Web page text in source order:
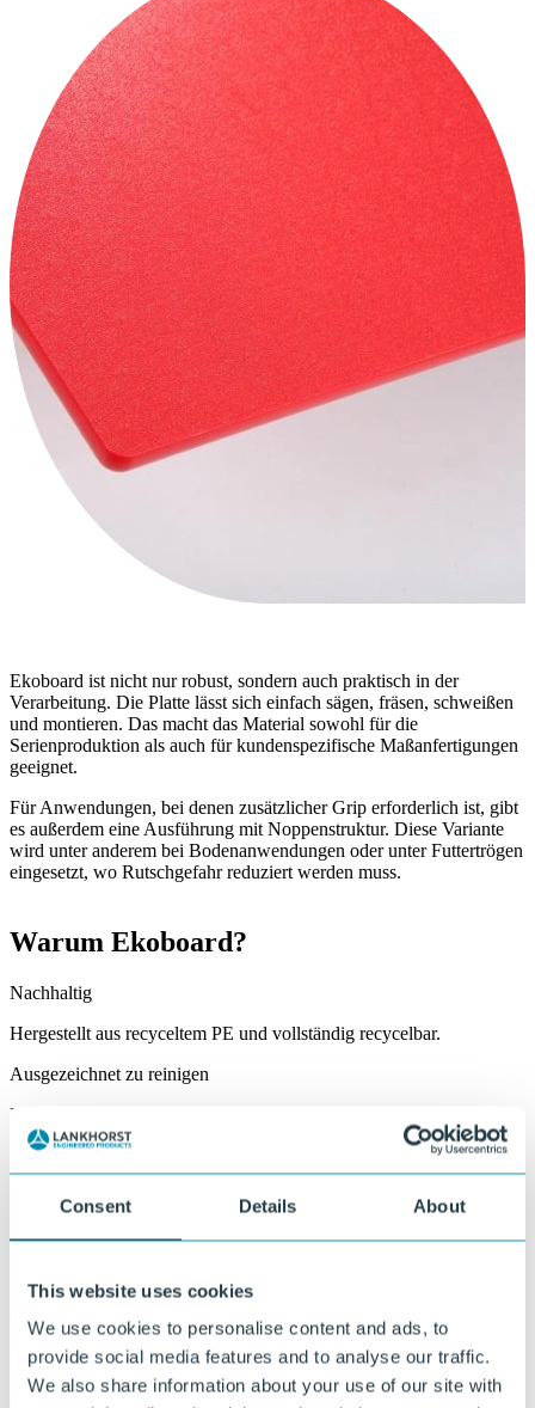
Consent Details About
This website uses cookies
We use cookies to personalise content and ads, to
provide social media features and to analyse our traffic.
We also share information about your use of our site with
Ekoboard ist nicht nur robust, sondern auch praktisch in der
Verarbeitung. Die Platte lässt sich einfach sägen, fräsen, schweißen
und montieren. Das macht das Material sowohl für die
Serienproduktion als auch für kundenspezifische Maßanfertigungen
geeignet.
Für Anwendungen, bei denen zusätzlicher Grip erforderlich ist, gibt
es außerdem eine Ausführung mit Noppenstruktur. Diese Variante
wird unter anderem bei Bodenanwendungen oder unter Futtertrögen
eingesetzt, wo Rutschgefahr reduziert werden muss.
Warum Ekoboard?
Nachhaltig
Hergestellt aus recyceltem PE und vollständig recycelbar.
Ausgezeichnet zu reinigen
Die geschlossene Struktur verhindert, dass sich Schmutz,
Feuchtigkeit oder Bakterien anheften können.
UV-, wasser- und wetterbeständig
Beständig gegen Sonne, Regen, Frost und wechselnde
Bedingungen.
Verschleißfest und robust
Geeignet für mechanisch belastete Anwendungen.
Einfach zu bearbeiten
Gut zu sägen, zu fräsen, zu schweißen und zu montieren.